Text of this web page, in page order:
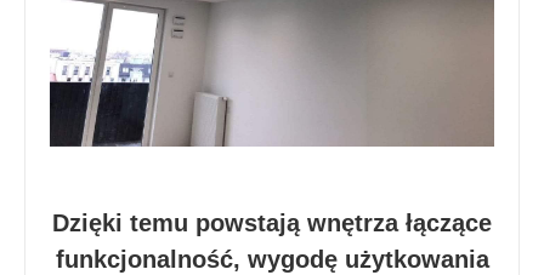
Dzięki temu powstają wnętrza łączące
funkcjonalność, wygodę użytkowania